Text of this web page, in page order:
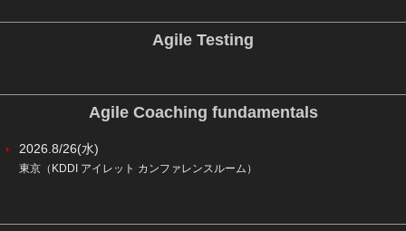
Agile Testing
Agile Coaching fundamentals
2026.8/26(水)
東京（KDDI アイレット カンファレンスルーム）